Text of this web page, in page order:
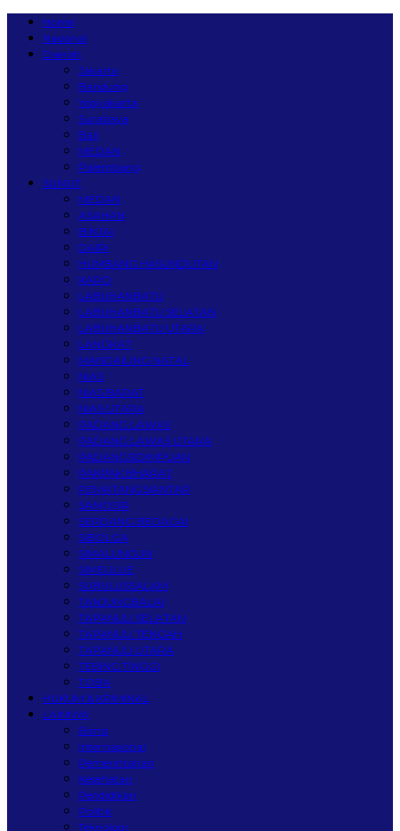
Home
Nasional
Daerah
Jakarta
Bandung
Yogyakarta
Surabaya
Bali
MEDAN
Palembang
SUMUT
MEDAN
ASAHAN
BINJAI
DAIRI
HUMBANG HASUNDUTAN
KARO
LABUHANBATU
LABUHANBATU SELATAN
LABUHANBATU UTARA
LANGKAT
MANDAILING NATAL
NIAS
NIAS BARAT
NIAS UTARA
PADANG LAWAS
PADANG LAWAS UTARA
PADANGSIDIMPUAN
PAKPAK BHARAT
PEMATANGSIANTAR
SAMOSIR
SERDANG BEDAGAI
SIBOLGA
SIMALUNGUN
SIMEULUE
SUBULUSSALAM
TANJUNGBALAI
TAPANULI SELATAN
TAPANULI TENGAH
TAPANULI UTARA
TEBING TINGGI
TOBA
HUKUM & KRIMINAL
LAINNYA
Bisnis
Internasional
Pemerintahan
Kesehatan
Pendidikan
Politik
Teknologi